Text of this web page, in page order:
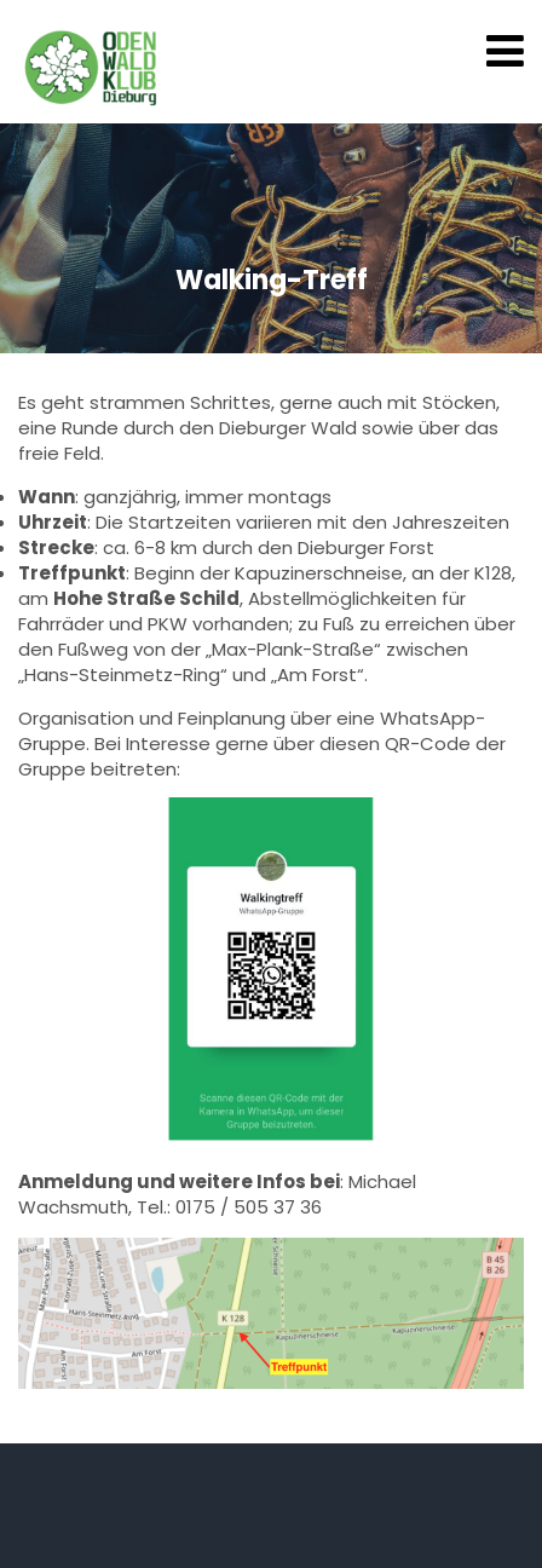
Walking-Treff
Es geht strammen Schrittes, gerne auch mit Stöcken,
eine Runde durch den Dieburger Wald sowie über das
freie Feld.
Wann: ganzjährig, immer montags
Uhrzeit: Die Startzeiten variieren mit den Jahreszeiten
Strecke: ca. 6-8 km durch den Dieburger Forst
Treffpunkt: Beginn der Kapuzinerschneise, an der K128,
am Hohe Straße Schild, Abstellmöglichkeiten für
Fahrräder und PKW vorhanden; zu Fuß zu erreichen über
den Fußweg von der „Max-Plank-Straße“ zwischen
„Hans-Steinmetz-Ring“ und „Am Forst“.
Organisation und Feinplanung über eine WhatsApp-
Gruppe. Bei Interesse gerne über diesen QR-Code der
Gruppe beitreten:
Anmeldung und weitere Infos bei: Michael
Wachsmuth, Tel.: 0175 / 505 37 36